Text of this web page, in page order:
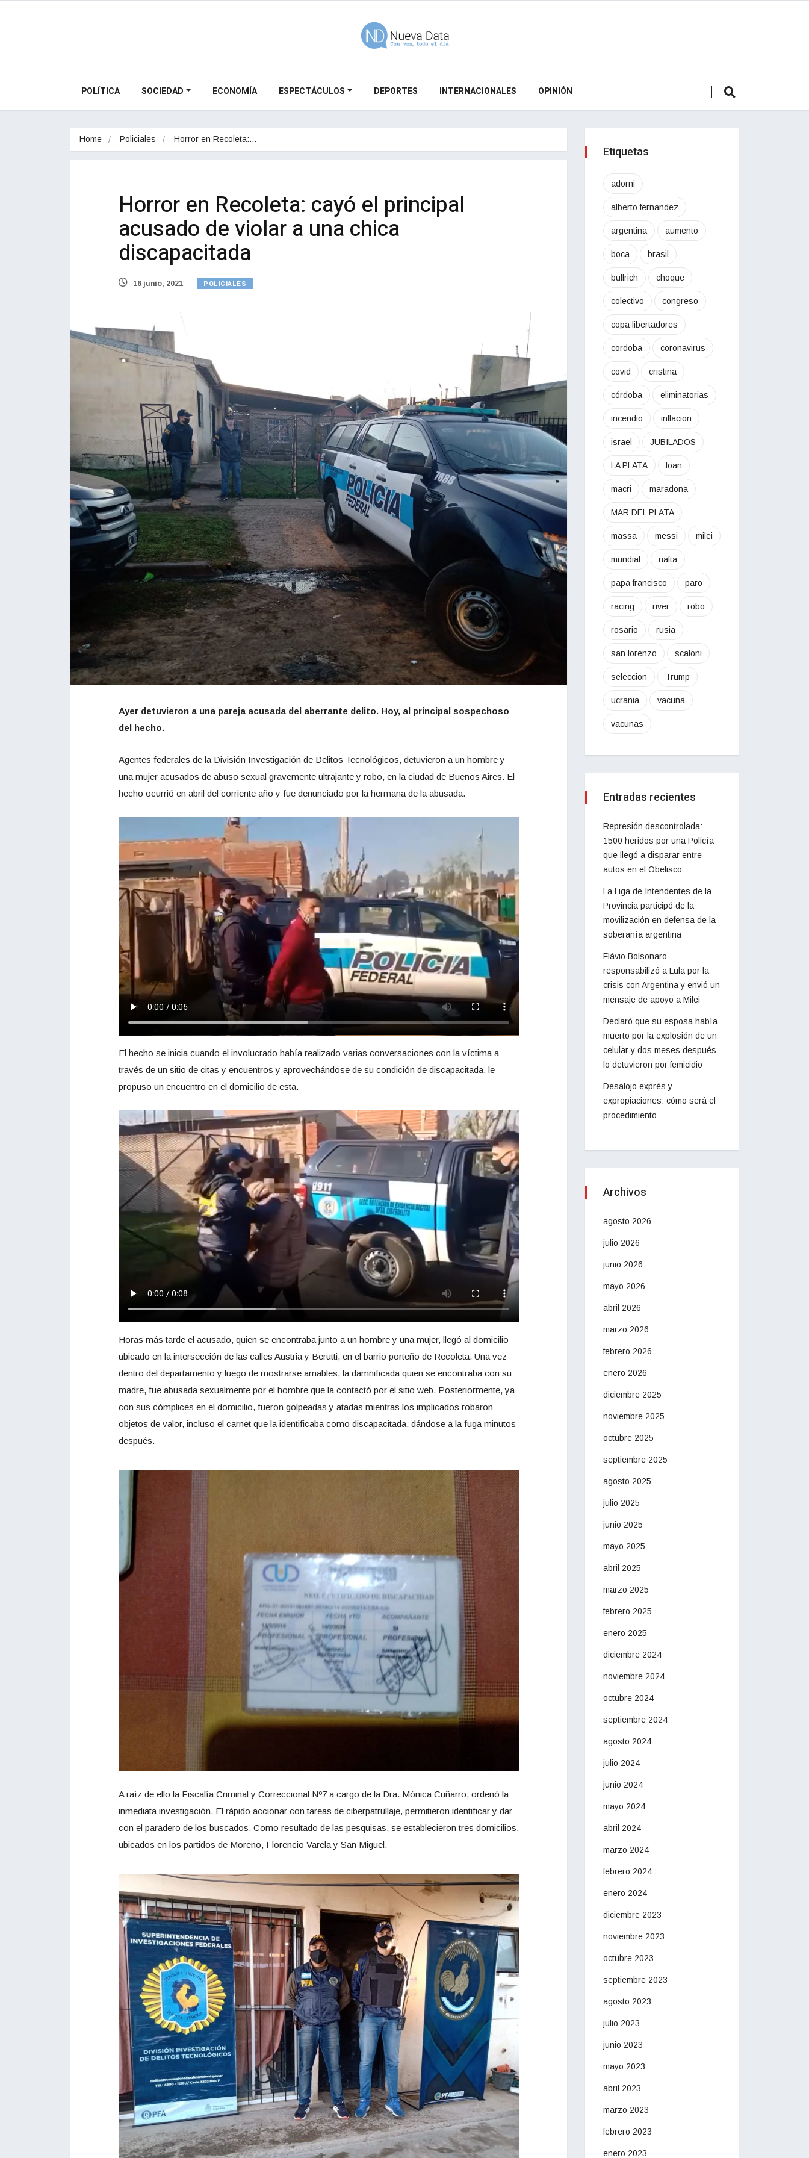
POLÍTICA SOCIEDAD ECONOMÍA ESPECTÁCULOS DEPORTES INTERNACIONALES OPINIÓN
Home Policiales Horror en Recoleta:…
Horror en Recoleta: cayó el principal
acusado de violar a una chica
discapacitada
16 junio, 2021 POLICIALES
Ayer detuvieron a una pareja acusada del aberrante delito. Hoy, al principal sospechoso
del hecho.
Agentes federales de la División Investigación de Delitos Tecnológicos, detuvieron a un hombre y
una mujer acusados de abuso sexual gravemente ultrajante y robo, en la ciudad de Buenos Aires. El
hecho ocurrió en abril del corriente año y fue denunciado por la hermana de la abusada.
El hecho se inicia cuando el involucrado había realizado varias conversaciones con la víctima a
través de un sitio de citas y encuentros y aprovechándose de su condición de discapacitada, le
propuso un encuentro en el domicilio de esta.
Horas más tarde el acusado, quien se encontraba junto a un hombre y una mujer, llegó al domicilio
ubicado en la intersección de las calles Austria y Berutti, en el barrio porteño de Recoleta. Una vez
dentro del departamento y luego de mostrarse amables, la damnificada quien se encontraba con su
madre, fue abusada sexualmente por el hombre que la contactó por el sitio web. Posteriormente, ya
con sus cómplices en el domicilio, fueron golpeadas y atadas mientras los implicados robaron
objetos de valor, incluso el carnet que la identificaba como discapacitada, dándose a la fuga minutos
después.
A raíz de ello la Fiscalía Criminal y Correccional Nº7 a cargo de la Dra. Mónica Cuñarro, ordenó la
inmediata investigación. El rápido accionar con tareas de ciberpatrullaje, permitieron identificar y dar
con el paradero de los buscados. Como resultado de las pesquisas, se establecieron tres domicilios,
ubicados en los partidos de Moreno, Florencio Varela y San Miguel.
Etiquetas
adorni
alberto fernandez
argentina aumento
boca brasil
bullrich choque
colectivo congreso
copa libertadores
cordoba coronavirus
covid cristina
córdoba eliminatorias
incendio inflacion
israel JUBILADOS
LA PLATA loan
macri maradona
MAR DEL PLATA
massa messi milei
mundial nafta
papa francisco paro
racing river robo
rosario rusia
san lorenzo scaloni
seleccion Trump
ucrania vacuna
vacunas
Entradas recientes
Represión descontrolada:
1500 heridos por una Policía
que llegó a disparar entre
autos en el Obelisco
La Liga de Intendentes de la
Provincia participó de la
movilización en defensa de la
soberanía argentina
Flávio Bolsonaro
responsabilizó a Lula por la
crisis con Argentina y envió un
mensaje de apoyo a Milei
Declaró que su esposa había
muerto por la explosión de un
celular y dos meses después
lo detuvieron por femicidio
Desalojo exprés y
expropiaciones: cómo será el
procedimiento
Archivos
agosto 2026
julio 2026
junio 2026
mayo 2026
abril 2026
marzo 2026
febrero 2026
enero 2026
diciembre 2025
noviembre 2025
octubre 2025
septiembre 2025
agosto 2025
julio 2025
junio 2025
mayo 2025
abril 2025
marzo 2025
febrero 2025
enero 2025
diciembre 2024
noviembre 2024
octubre 2024
septiembre 2024
agosto 2024
julio 2024
junio 2024
mayo 2024
abril 2024
marzo 2024
febrero 2024
enero 2024
diciembre 2023
noviembre 2023
octubre 2023
septiembre 2023
agosto 2023
julio 2023
junio 2023
mayo 2023
abril 2023
marzo 2023
febrero 2023
enero 2023